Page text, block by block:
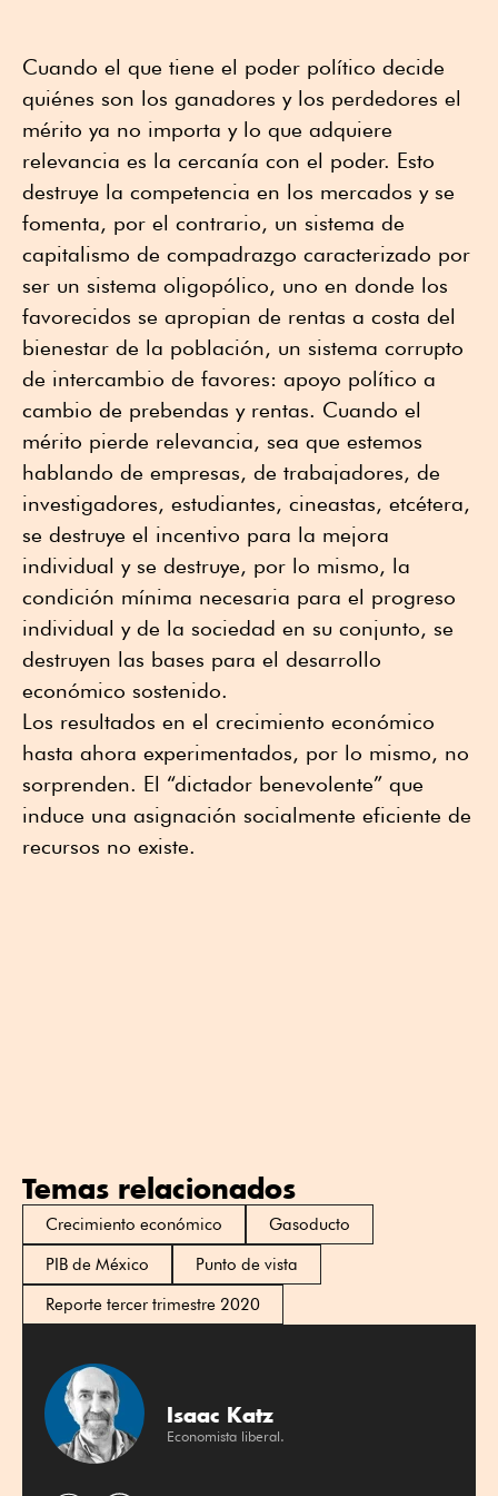
Cuando el que tiene el poder político decide
quiénes son los ganadores y los perdedores el
mérito ya no importa y lo que adquiere
relevancia es la cercanía con el poder. Esto
destruye la competencia en los mercados y se
fomenta, por el contrario, un sistema de
capitalismo de compadrazgo caracterizado por
ser un sistema oligopólico, uno en donde los
favorecidos se apropian de rentas a costa del
bienestar de la población, un sistema corrupto
de intercambio de favores: apoyo político a
cambio de prebendas y rentas. Cuando el
mérito pierde relevancia, sea que estemos
hablando de empresas, de trabajadores, de
investigadores, estudiantes, cineastas, etcétera,
se destruye el incentivo para la mejora
individual y se destruye, por lo mismo, la
condición mínima necesaria para el progreso
individual y de la sociedad en su conjunto, se
destruyen las bases para el desarrollo
económico sostenido.
Los resultados en el crecimiento económico
hasta ahora experimentados, por lo mismo, no
sorprenden. El “dictador benevolente” que
induce una asignación socialmente eficiente de
recursos no existe.
Temas relacionados
Crecimiento económico
Gasoducto
PIB de México
Punto de vista
Reporte tercer trimestre 2020
Isaac Katz
Economista liberal.